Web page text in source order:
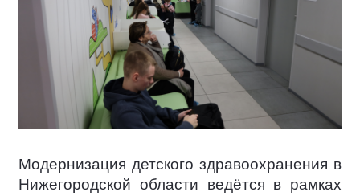
Модернизация детского здравоохранения в
Нижегородской области ведётся в рамках